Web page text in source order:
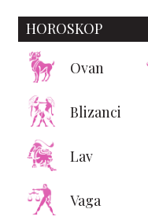
Foto: Allwomenstalk
HOROSKOP
Ovan
Blizanci
Lav
Vaga